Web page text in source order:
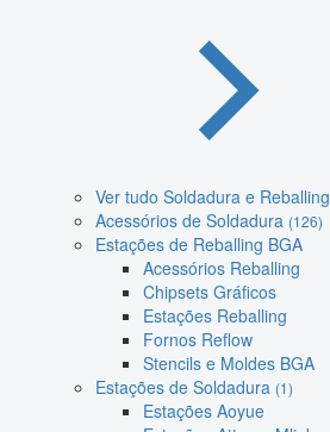
Ver tudo Soldadura e Reballing
Acessórios de Soldadura (126)
Estações de Reballing BGA
Acessórios Reballing
Chipsets Gráficos
Estações Reballing
Fornos Reflow
Stencils e Moldes BGA
Estações de Soldadura (1)
Estações Aoyue